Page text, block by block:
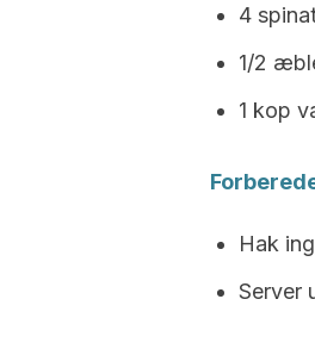
4
1/2
1 kop
Hak
Server